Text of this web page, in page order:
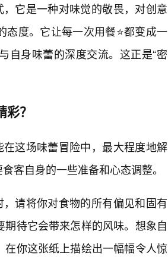
它是一种对味觉的敬畏，对创意
度。它让每一次用餐⭐都变成一
自身味蕾的深度交流。这正是“密
？
这场味蕾冒险中，最大程度地解
客自身的一些准备和心态调整。
请将你对食物的所有偏见和固有
待它会带来怎样的风味。想象自
你这张纸上描绘出一幅幅令人惊